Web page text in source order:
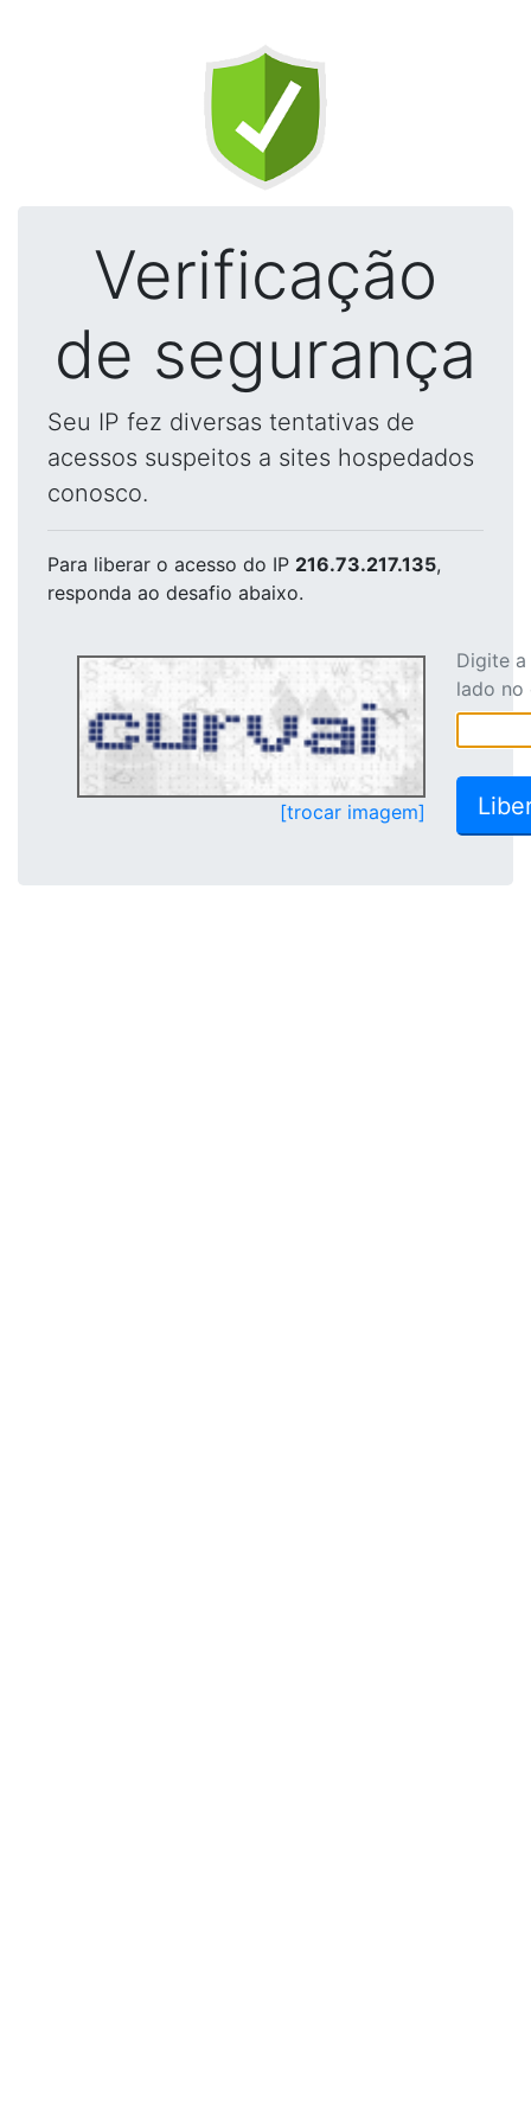
Verificação
de segurança
Seu IP fez diversas tentativas de
acessos suspeitos a sites hospedados
conosco.
Para liberar o acesso do IP 216.73.217.135,
responda ao desafio abaixo.
[trocar imagem]
Digite
lado no